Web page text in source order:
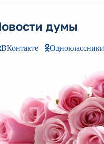
думы
ВКонтакте Одноклассники